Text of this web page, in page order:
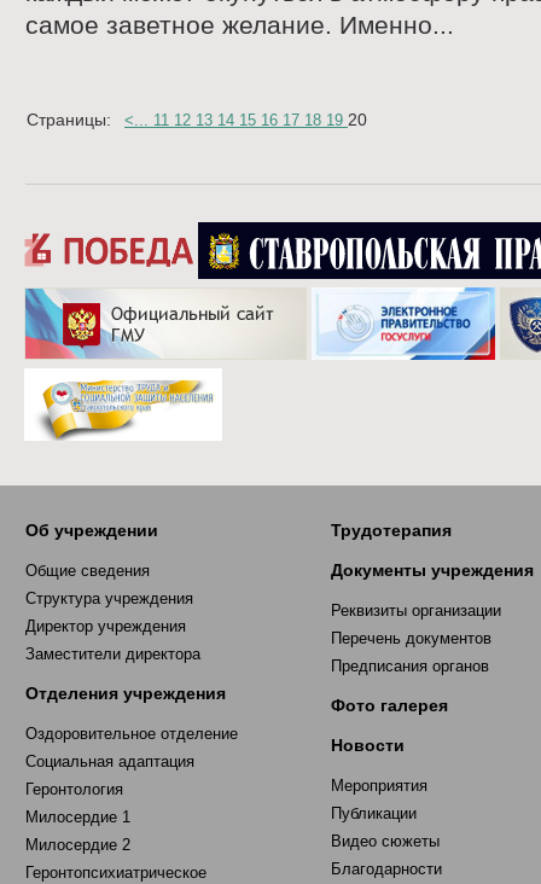
самое заветное желание. Именно...
Страницы: <... 11 12 13 14 15 16 17 18 19 20
Об учреждении
Общие сведения
Структура учреждения
Директор учреждения
Заместители директора
Отделения учреждения
Оздоровительное отделение
Социальная адаптация
Геронтология
Милосердие 1
Милосердие 2
Геронтопсихиатрическое
Трудотерапия
Документы учреждения
Реквизиты организации
Перечень документов
Предписания органов
Фото галерея
Новости
Мероприятия
Публикации
Видео сюжеты
Благодарности